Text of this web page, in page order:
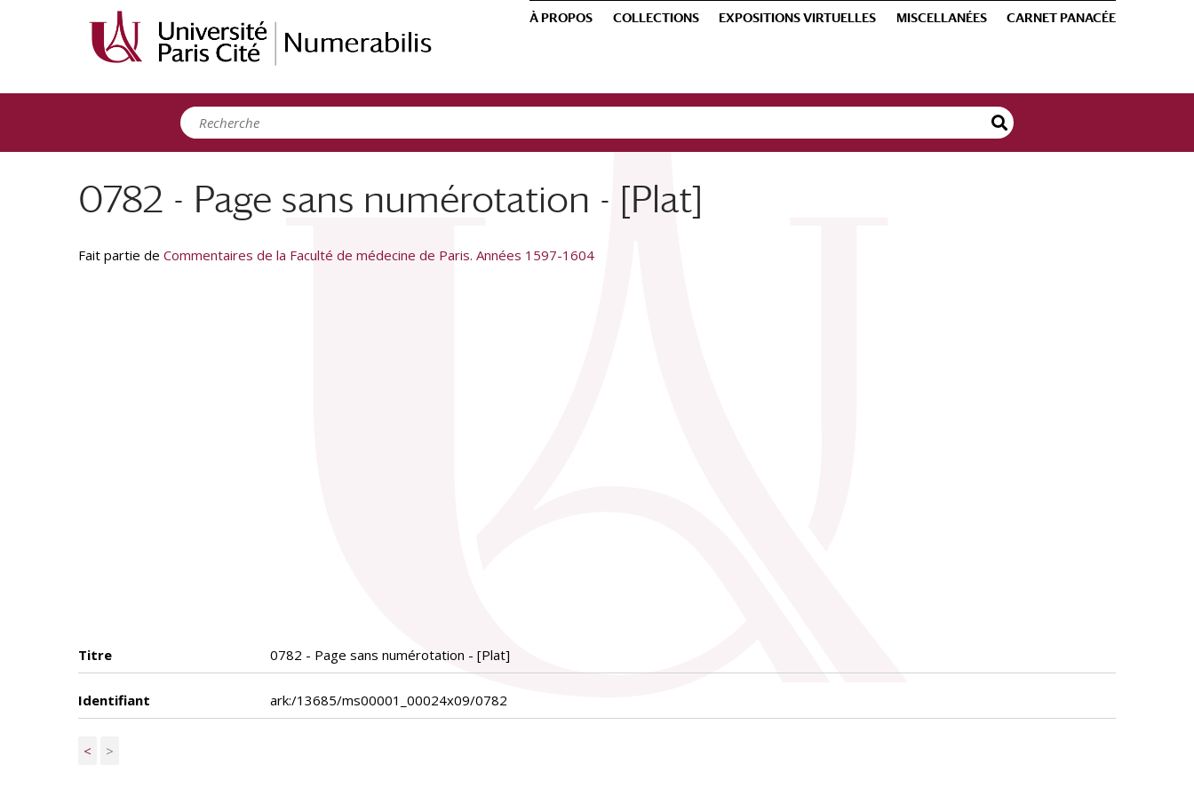
À PROPOS COLLECTIONS EXPOSITIONS VIRTUELLES MISCELLANÉES CARNET PANACÉE
0782 - Page sans numérotation - [Plat]
Fait partie de Commentaires de la Faculté de médecine de Paris. Années 1597-1604
Titre 0782 - Page sans numérotation - [Plat]
Identifiant ark:/13685/ms00001_00024x09/0782
< >
Panneau de gestion des cookies